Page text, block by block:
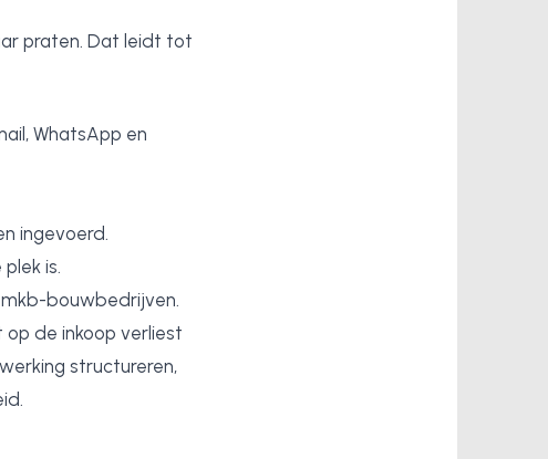
praten. Dat leidt tot
WhatsApp en
ingevoerd.
is.
bouwbedrijven.
de inkoop verliest
structureren,